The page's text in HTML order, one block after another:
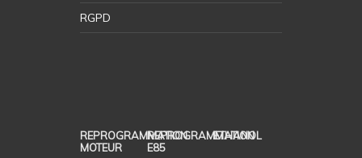
RGPD
REPROGRAMMATION
MOTEUR
REPROGRAMMATION
E85
ETHANOL